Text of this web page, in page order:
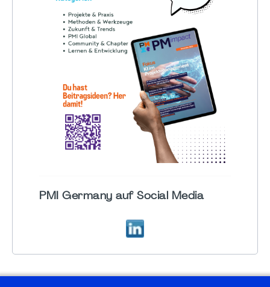
PMI Germany auf Social Media